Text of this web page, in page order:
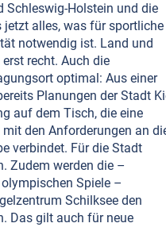
Schleswig-Holstein und die
jetzt alles, was für sportliche
notwendig ist. Land und
recht. Auch die
optimal: Aus einer
Planungen der Stadt
auf dem Tisch, die eine
den Anforderungen an
verbindet. Für die Stadt
Zudem werden die –
Spiele –
Schilksee den
Das gilt auch für neue